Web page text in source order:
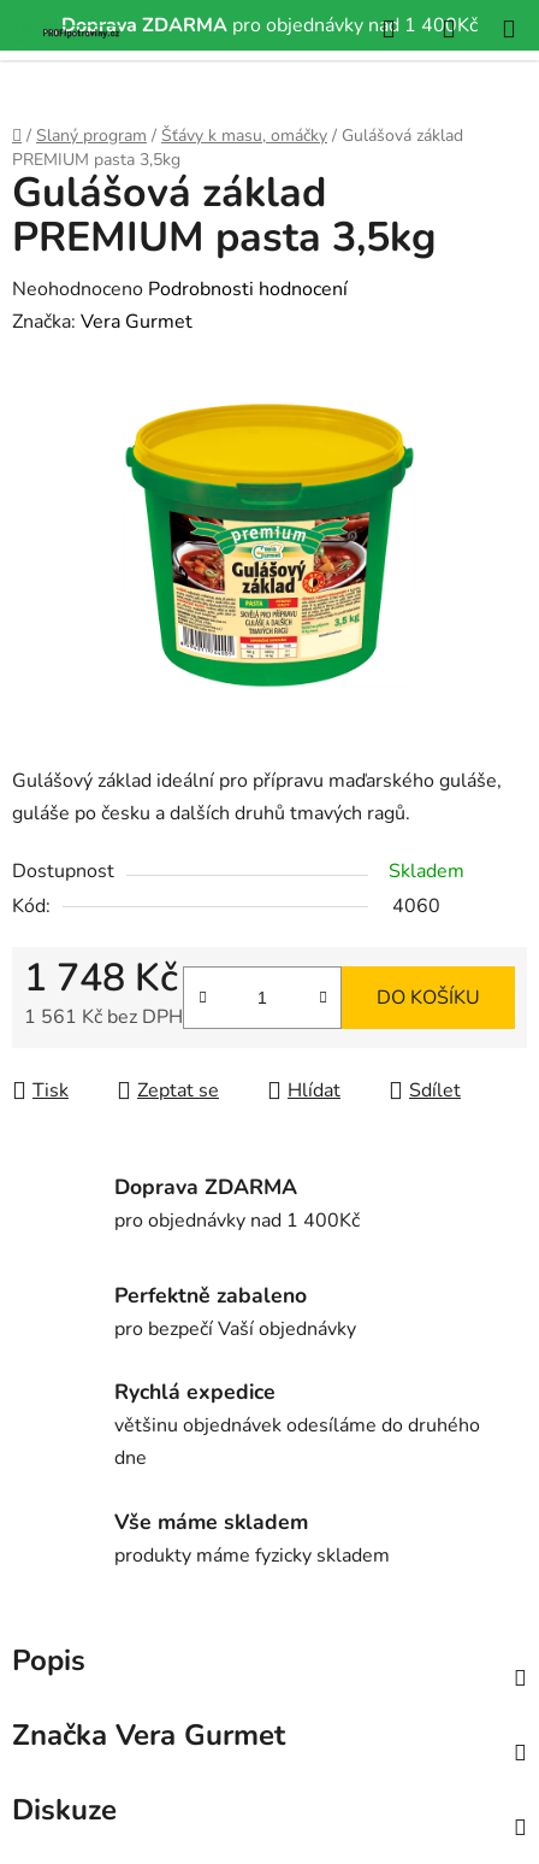
Doprava ZDARMA pro objednávky nad 1 400Kč
Přejít
Hledat
KOŠÍK
Domů
/ Slaný program / Šťávy k masu, omáčky / Gulášová základ
PREMIUM pasta 3,5kg
Gulášový základ ideální pro přípravu maďarského guláše,
guláše po česku a dalších druhů tmavých ragů.
Dostupnost
Skladem
Kód:
4060
1 748 Kč
1 561 Kč bez DPH
DO KOŠÍKU
Tisk Zeptat se Hlídat Sdílet
Gulášová základ
PREMIUM pasta 3,5kg
Průměrné
hodnocení
Neohodnoceno Podrobnosti hodnocení
Značka: Vera Gurmet
Doprava ZDARMA
pro objednávky nad 1 400Kč
Perfektně zabaleno
pro bezpečí Vaší objednávky
Rychlá expedice
většinu objednávek odesíláme do druhého
dne
Vše máme skladem
produkty máme fyzicky skladem
Popis
Značka Vera Gurmet
Diskuze